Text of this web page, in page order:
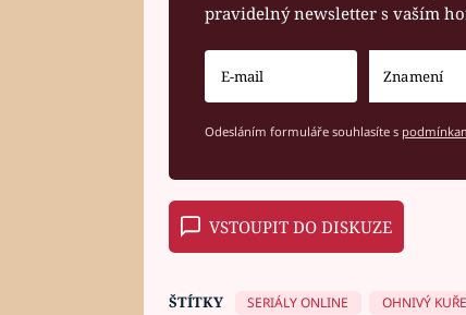
pravidelný newsletter s vaším
Odesláním formuláře souhlasíte s
VSTOUPIT DO DISKUZE
ŠTÍTKY SERIÁLY ONLINE OHNIVÝ KUŘE